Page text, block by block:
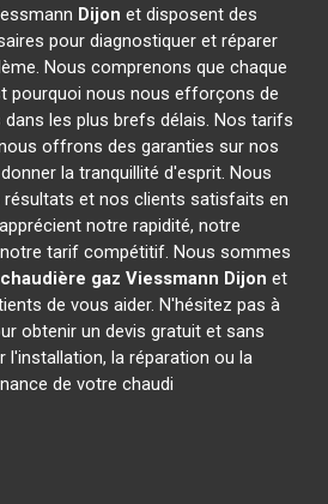
Dijon et disposent des
pour diagnostiquer et réparer
Nous comprenons que chaque
pourquoi nous nous efforçons de
les plus brefs délais. Nos tarifs
offrons des garanties sur nos
la tranquillité d'esprit. Nous
et nos clients satisfaits en
notre rapidité, notre
tarif compétitif. Nous sommes
chaudière gaz Viessmann Dijon et
de vous aider. N'hésitez pas à
obtenir un devis gratuit et sans
l'installation, la réparation ou la
de votre chaudi